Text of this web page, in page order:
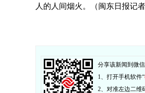
人的人间烟火。（闽东日报记
分享该新闻到微信
1、打开手机软件“
2、对准左边二维